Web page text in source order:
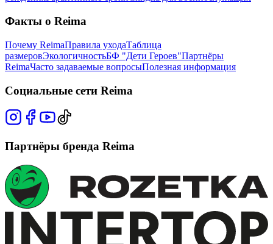
Факты о Reima
Почему ReimaПравила уходаТаблица
размеровЭкологичностьБФ "Дети Героев"Партнёры
ReimaЧасто задаваемые вопросыПолезная информация
Социальные сети Reima
Партнёры бренда Reima